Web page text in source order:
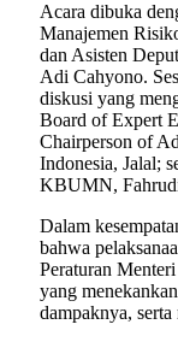
Acara dibuka
Manajemen
dan Asisten
Adi Cahyono.
diskusi yang
Board of Expert
Chairperson of
Indonesia, Jalal;
KBUMN,
Dalam
bahwa
Peraturan
yang
dampaknya,